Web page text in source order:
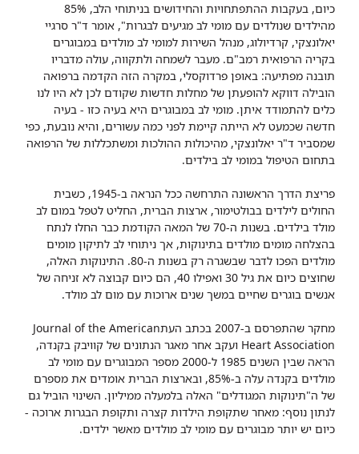
כיום, בעקבות ההתפתחויות והחידושים בניתוחי הלב, 85%
מהילדים שנולדים עם מומי לב מגיעים לבגרות", אומר ד"ר סרגיי
יאלונצקי, קרדיולוג, מנהל השירות למומי לב מולדים במבוגרים
בקריה הרפואית רמב"ם. מעבר לשמחה ולתקווה, עולה מדבריו
תובנה מפתיעה: באופן פרדוקסלי, במקרה הזה הקדמה ברפואה
הובילה דווקא להופעתן של מחלות חדשות שקודם לכן לא היו לנו
כלים להתמודד איתן. מומי לב במבוגרים היא בעיה כזו - בעיה
חדשה שכמעט לא הייתה קיימת לפני כמה עשורים, והיא נובעת, כפי
שמסביר ד"ר יאלונצקי, מהיכולות ההולכות ומשתכללות של הרפואה
בתחום הטיפול במומי לב בילדים.
פריצת הדרך הראשונה התרחשה ככל הנראה ב-1945, כשבית
החולים לילדים בבולטימור, ארצות הברית, החליט לטפל במום לב
מולד בילדים. בשנות ה-70 של המאה הקודמת כבר החלו לנתח
בהצלחה מומים מולדים בתינוקות, אך ניתוחי לב לתיקון מומים
מולדים הפכו לדבר שבשגרה רק בשנות ה-80. התינוקות האלה,
שחוצים כיום את גיל 30 ואפילו 40, הם כיום קבוצה לא זניחה של
אנשים בוגרים שחיים במשך שנים ארוכות עם מום לב מולד.
מחקר שהתפרסם ב-2007 בכתב העתJournal of the American
Heart Association ועקב אחר מאגר הנתונים של קוויבק בקנדה,
הראה שבין השנים 1985 ל-2000 מספר המבוגרים עם מומי לב
מולדים בקנדה עלה ב-85%, ובארצות הברית אומדים את מספרם
של ה"תינוקות המגודלים" האלה בלמעלה ממיליון. השינוי הוביל גם
לנתון נוסף: מאחר שתקופת הילדות קצרה ותקופת הבגרות ארוכה -
כיום יש יותר מבוגרים עם מומי לב מולדים מאשר ילדים.